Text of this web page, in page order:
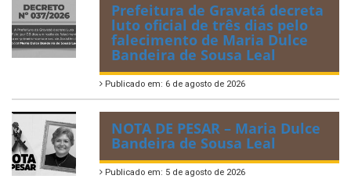
Prefeitura de Gravatá decreta
luto oficial de três dias pelo
falecimento de Maria Dulce
Bandeira de Sousa Leal
Publicado em: 6 de agosto de 2026
NOTA DE PESAR – Maria Dulce
Bandeira de Sousa Leal
Publicado em: 5 de agosto de 2026